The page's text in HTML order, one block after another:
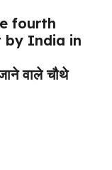
fourth
by India in
जाने वाले चौथे